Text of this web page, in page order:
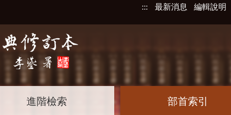
::: 最新消息 編輯說明
進階檢索 部首索引